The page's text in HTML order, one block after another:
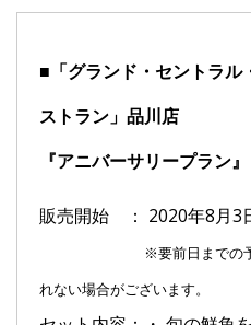
■「グランド・セントラル
ストラン」品川店
『アニバーサリープラン
販売開始 ： 2020年8月3
※要前日までの
れない場合がございます。